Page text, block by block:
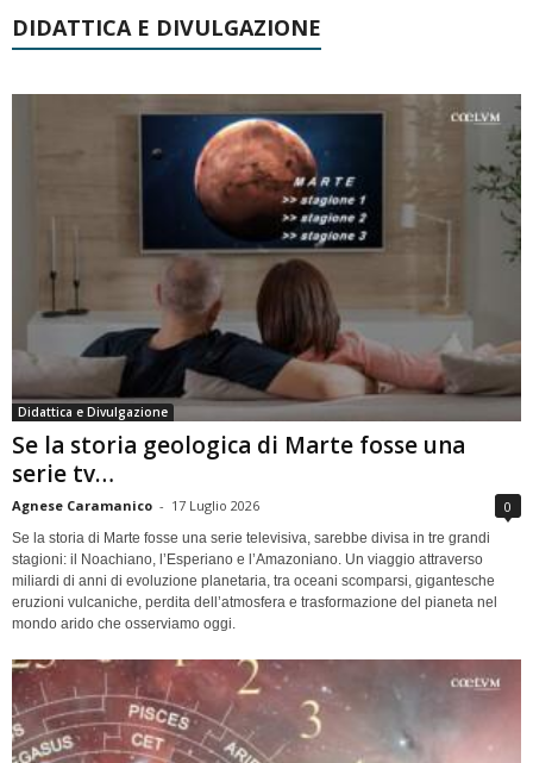
DIDATTICA E DIVULGAZIONE
Didattica e Divulgazione
Se la storia geologica di Marte fosse una
serie tv…
Agnese Caramanico - 17 Luglio 2026 0
Se la storia di Marte fosse una serie televisiva, sarebbe divisa in tre grandi
stagioni: il Noachiano, l’Esperiano e l’Amazoniano. Un viaggio attraverso
miliardi di anni di evoluzione planetaria, tra oceani scomparsi, gigantesche
eruzioni vulcaniche, perdita dell’atmosfera e trasformazione del pianeta nel
mondo arido che osserviamo oggi.